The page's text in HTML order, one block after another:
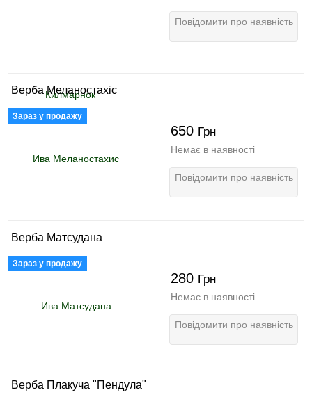
Повідомити про наявність
Верба Меланостахіс
Зараз у продажу
650 Грн
Немає в наявності
Повідомити про наявність
Верба Матсудана
Зараз у продажу
280 Грн
Немає в наявності
Повідомити про наявність
Верба Плакуча "Пендула"